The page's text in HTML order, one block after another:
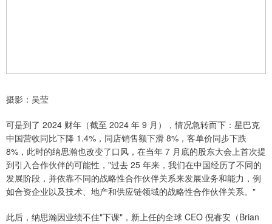
摄影：吴莹
可是到了 2024 财年（截至 2024 年 9 月），情况急转而下：星巴克
中国营收同比下降 1.4%，同店销售额下滑 8%，客单价同步下跌
8%，此时的纳思瀚也改变了口风，在当年 7 月底的股东大会上首次提
到引入合作伙伴的可能性，"过去 25 年来，我们在中国经历了不同的
发展阶段，并依靠不同的战略性合作伙伴关系来发展业务和能力，例
如合资企业以及技术、地产和供应链领域的战略性合作伙伴关系。"
此后，纳思瀚因业绩不佳"下课"，新上任的全球 CEO 倪睿安（Brian